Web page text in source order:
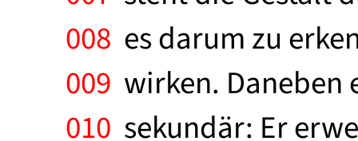
008 es darum zu
009 wirken. Daneben
010 sekundär: Er